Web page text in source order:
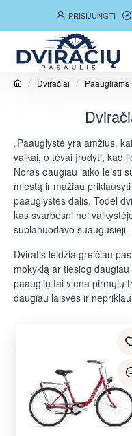
PRISIJUNGTI
Dviračiai Paaugliams
„Paauglystė yra amžius,
vaikai, o tėvai įrodyti, kad
Noras daugiau laiko leisti
miestą ir mažiau
paauglystės dalis. Todėl
kas svarbesni nei
suplanuodavo suaugusieji.
Dviratis leidžia greičiau
mokyklą ar tiesiog
paauglių tai viena pirmųjų
daugiau laisvės ir